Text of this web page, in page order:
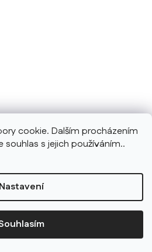
cookie. Dalším procházením
s jejich používáním..
Nastavení